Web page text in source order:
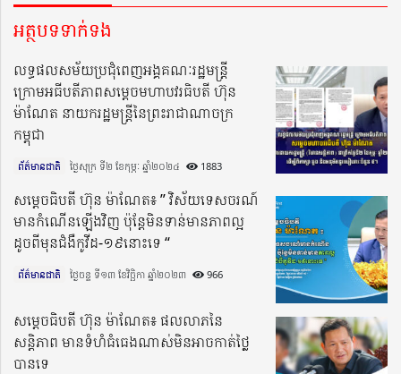
អត្ថបទទាក់ទង
លទ្ធផលសម័យប្រជុំពេញអង្គគណៈរដ្ឋមន្រ្ដី
ក្រោមអធីបតីភាពសម្តេចមហាបវរធិបតី ហ៊ុន
ម៉ាណែត នាយករដ្ឋមន្ត្រីនៃព្រះរាជាណាចក្រ
កម្ពុជា
ព័ត៌មានជាតិ ថ្ងៃសុក្រ ទី២ ខែកុម្ភៈ ឆ្នាំ២០២៤​ 1883
សម្តេចធិបតី ហ៊ុន ម៉ាណែត៖ ” វិស័យទេសចរណ៍
មានកំណើនឡើងវិញ ប៉ុន្ដែមិនទាន់មានភាពល្អ
ដូចពីមុនជំងឺកូវីដ-១៩នោះទេ “
ព័ត៌មានជាតិ ថ្ងៃចន្ទ ទី១៣ ខែវិច្ឆិកា ឆ្នាំ២០២៣​ 966
សម្តេចធិបតី ហ៊ុន ម៉ាណែត៖ ផលលាភនៃ
សន្តិភាព មានទំហំធំធេងណាស់មិនអាចកាត់ថ្លៃ
បានទេ